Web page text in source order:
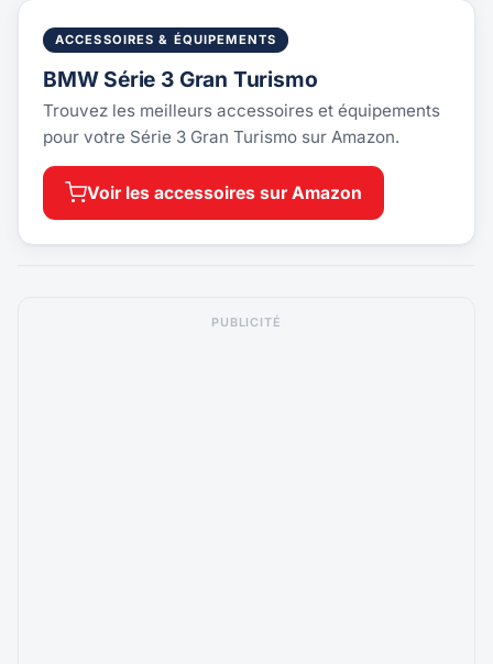
ACCESSOIRES & ÉQUIPEMENTS
BMW Série 3 Gran Turismo
Trouvez les meilleurs accessoires et équipements
pour votre Série 3 Gran Turismo sur Amazon.
Voir les accessoires sur Amazon
PUBLICITÉ